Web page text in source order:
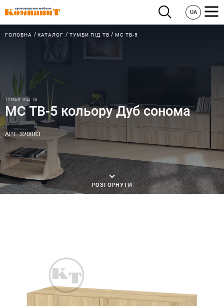
UA
ГОЛОВНА КАТАЛОГ ТУМБИ ПІД ТВ МС ТВ-5
ТУМБИ ПІД ТВ
МС ТВ-5 кольору Дуб сонома
АРТ: 320083
РОЗГОРНУТИ